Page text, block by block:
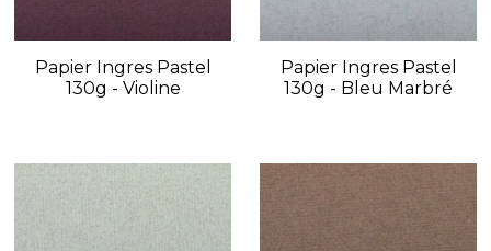
Papier Ingres Pastel
130g - Violine
Papier Ingres Pastel
130g - Bleu Marbré